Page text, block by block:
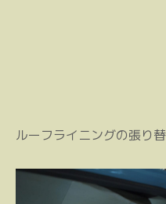
ルーフライニングの張り